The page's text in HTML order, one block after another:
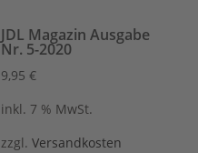
JDL Magazin Ausgabe
Nr. 5-2020
9,95€
inkl. 7 % MwSt.
zzgl.Versandkosten